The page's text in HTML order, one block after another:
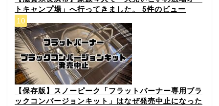
トキャンプ場」へ行ってきました。 5件のビュー
【保存版】スノーピーク「フラットバーナー専用ブラ
ックコンバージョンキット」はなぜ発売中止になった